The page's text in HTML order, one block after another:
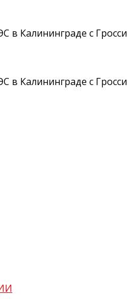
в Калининграде с Гросси
в Калининграде с Гросси